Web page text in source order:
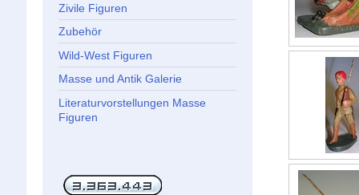
Zivile Figuren
Zubehör
Wild-West Figuren
Masse und Antik Galerie
Literaturvorstellungen Masse
Figuren